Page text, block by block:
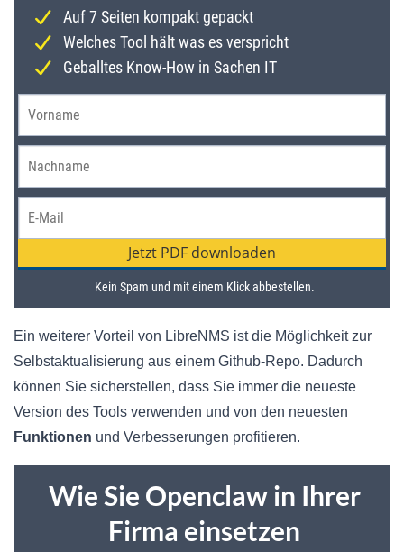
Ein weiterer Vorteil von LibreNMS ist die Möglichkeit zur
Selbstaktualisierung aus einem Github-Repo. Dadurch
können Sie sicherstellen, dass Sie immer die neueste
Version des Tools verwenden und von den neuesten
Funktionen und Verbesserungen profitieren.